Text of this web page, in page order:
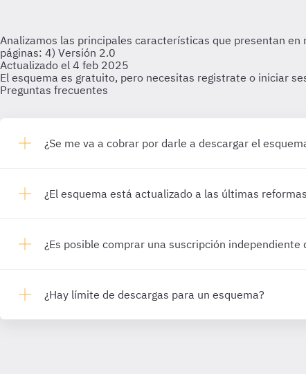
Analizamos las principales características que presentan
páginas: 4) Versión 2.0
Actualizado el 4 feb 2025
El esquema es gratuito, pero necesitas registrate o iniciar
Preguntas frecuentes
¿Se me va a cobrar por darle a descargar el
¿El esquema está actualizado a las últimas
¿Es posible comprar una suscripción independiente
¿Hay límite de descargas para un esquema?